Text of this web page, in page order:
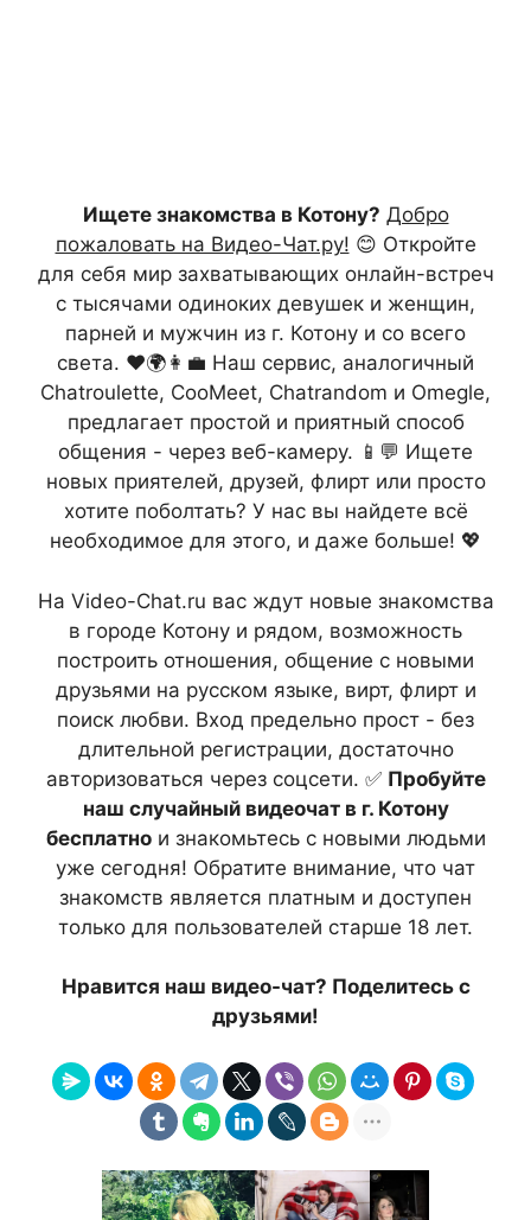
Ищете знакомства в Котону? Добро
пожаловать на Видео-Чат.ру! 😊 Откройте
для себя мир захватывающих онлайн-встреч
с тысячами одиноких девушек и женщин,
парней и мужчин из г. Котону и со всего
света. ❤️🌍👩‍💼 Наш сервис, аналогичный
Chatroulette, CooMeet, Chatrandom и Omegle,
предлагает простой и приятный способ
общения - через веб-камеру. 📱💬 Ищете
новых приятелей, друзей, флирт или просто
хотите поболтать? У нас вы найдете всё
необходимое для этого, и даже больше! 💖
На Video-Chat.ru вас ждут новые знакомства
в городе Котону и рядом, возможность
построить отношения, общение с новыми
друзьями на русском языке, вирт, флирт и
поиск любви. Вход предельно прост - без
длительной регистрации, достаточно
авторизоваться через соцсети. ✅ Пробуйте
наш случайный видеочат в г. Котону
бесплатнои знакомьтесь с новыми людьми
уже сегодня! Обратите внимание, что чат
знакомств является платным и доступен
только для пользователей старше 18 лет.
Нравится наш видео-чат? Поделитесь с
друзьями!